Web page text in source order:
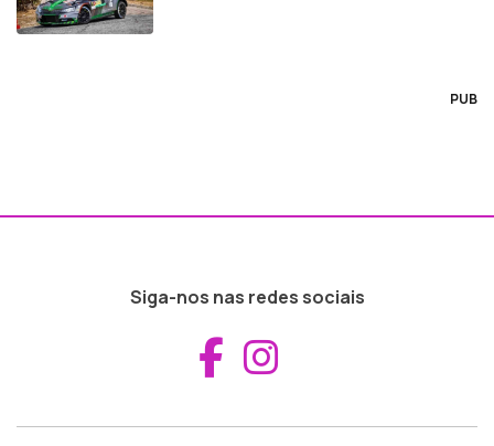
PUB
Siga-nos nas redes sociais
Aceder ao